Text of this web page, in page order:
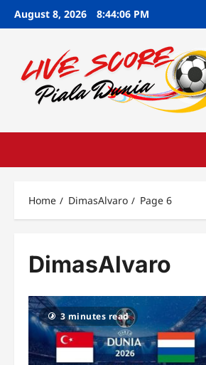
SkipAugust 8, 2026 8:44:07 PM
Home DimasAlvaro Page 6
DimasAlvaro
3 minutes read